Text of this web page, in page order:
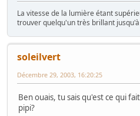
La vitesse de la lumière étant
trouver quelqu'un très brillant
soleilvert
Décembre 29, 2003, 16:20:25
Ben ouais, tu sais qu'est ce qui
pipi?